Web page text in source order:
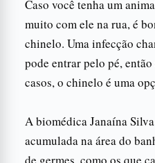
Caso você tenha um
muito com ele na rua, é
chinelo. Uma infecção
pode entrar pelo pé,
casos, o chinelo é uma
A biomédica Janaína
acumulada na área do